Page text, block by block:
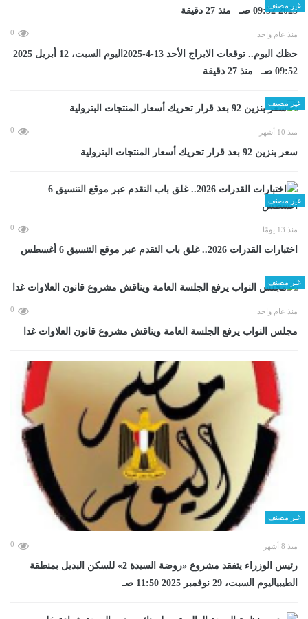
غير مصنف
منذ عام واحد 0
حظك اليوم.. توقعات الابراج الأحد 13-4-2025اليوم السبت، 12 أبريل 2025
09:52 صـ منذ 27 دقيقة
غير مصنف
منذ 10 أشهر 0
سعر بنزين 92 بعد قرار تحريك أسعار المنتجات البترولية
غير مصنف
منذ 13 يومًا 0
اختبارات القدرات 2026.. غلق باب التقدم عبر موقع التنسيق 6 أغسطس
غير مصنف
منذ عام واحد 0
مجلس النواب يرفع الجلسة العامة ويناقش مشروع قانون العلاوات غدا
غير مصنف
منذ 8 أشهر 0
رئيس الوزراء يتفقد مشروع «روضة السيدة 2» للسكن البديل بمنطقة
الطيبياليوم السبت، 29 نوفمبر 2025 11:50 صـ